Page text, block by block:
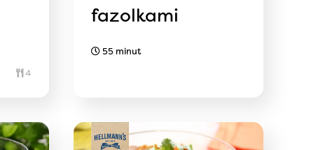
4
fazolkami
55 minut